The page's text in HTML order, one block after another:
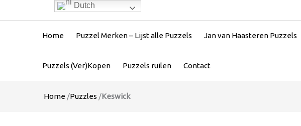
Home Puzzel Merken – Lijst alle Puzzels Jan van Haasteren Puzzels
Puzzels (Ver)Kopen Puzzels ruilen Contact
Home /Puzzles /Keswick
Dutch